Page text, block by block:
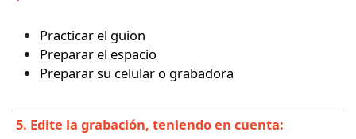
Practicar el guion
Preparar el espacio
Preparar su celular o grabadora
5. Edite la grabación, teniendo en cuenta: